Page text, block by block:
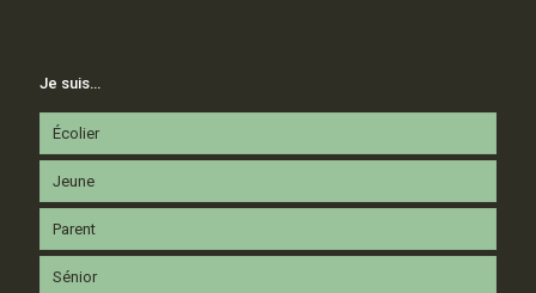
Je suis…
Écolier
Jeune
Parent
Sénior